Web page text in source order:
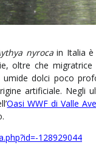
nyrocain Italia è
oltre che
umide dolci poco
artificiale. Negli
Oasi WWF di Valle
128929044